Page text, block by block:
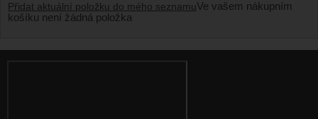
Přidat aktuální položku do mého seznamuVe vašem nákupním
košíku není žádná položka